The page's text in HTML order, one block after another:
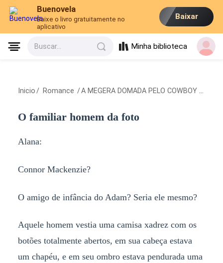
Buenovela
Baixe o livro gratuitamente no
aplicativo
Baixar
Buscar... Minha biblioteca
Inicio / Romance /A MEGERA DOMADA PELO COWBOY
O familiar homem da foto
Alana:
Connor Mackenzie?
O amigo de infância do Adam? Seria ele mesmo?
Aquele homem vestia uma camisa xadrez com os
botões totalmente abertos, em sua cabeça estava
um chapéu, e em seu ombro estava pendurada uma